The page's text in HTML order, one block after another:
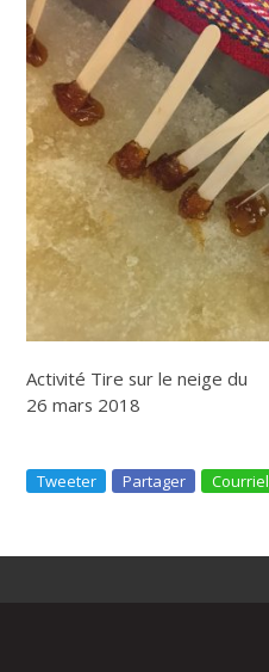
Activité Tire sur le neige du
26 mars 2018
Tweeter Partager Courriel